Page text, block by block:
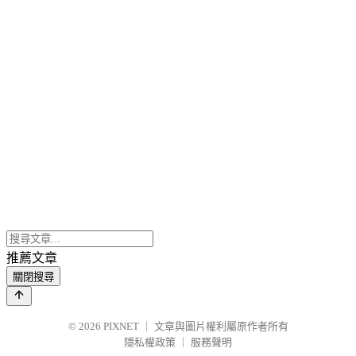
推薦文章
關閉搜尋
© 2026 PIXNET
文章與圖片權利屬原作者所有
隱私權政策
服務聲明